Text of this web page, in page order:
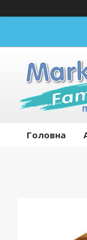
Головна